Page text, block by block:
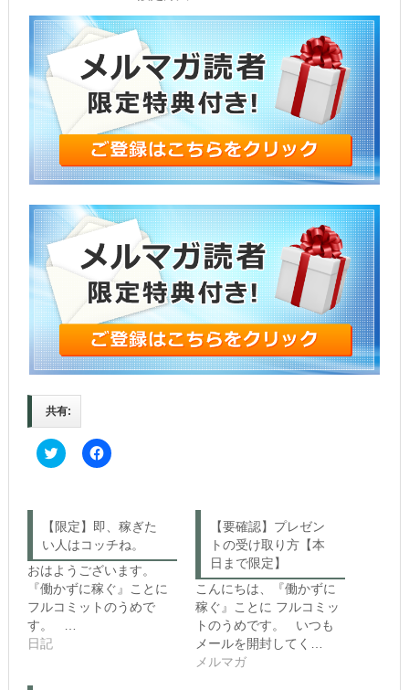
共有:
C
l
o
s
h
a
r
e
o
n
T
w
F
a
o
k
で
共
有
す
る
に
は
【限定】即、稼ぎた
い人はコッチね。
おはようございます。
『働かずに稼ぐ』ことに
フルコミットのうめで
す。 …
日記
【要確認】プレゼン
トの受け取り方【本
日まで限定】
こんにちは、『働かずに
稼ぐ』ことに フルコミッ
トのうめです。 いつも
メールを開封してく…
メルマガ